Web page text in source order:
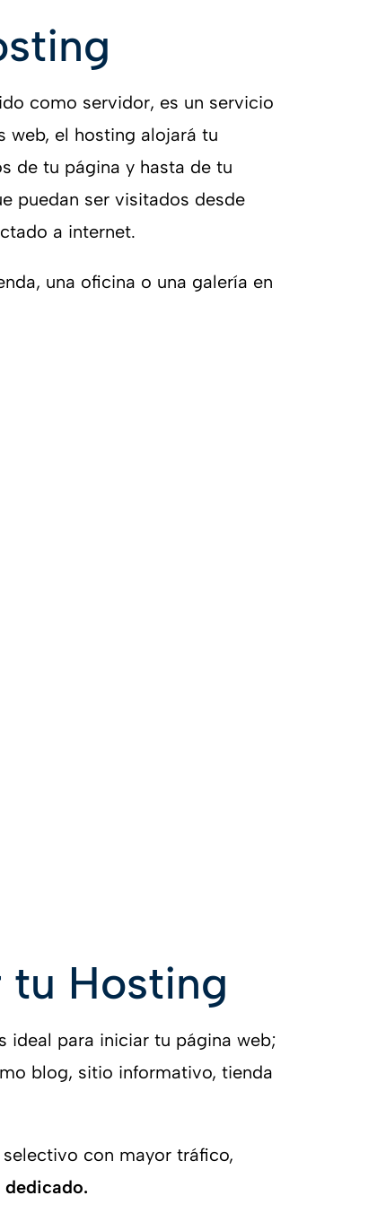
como servidor, es un servicio
web, el hosting alojará tu
de tu página y hasta de tu
puedan ser visitados desde
a internet.
una oficina o una galería en
tu Hosting
ideal para iniciar tu página web;
blog, sitio informativo, tienda
con mayor tráfico,
dedicado.